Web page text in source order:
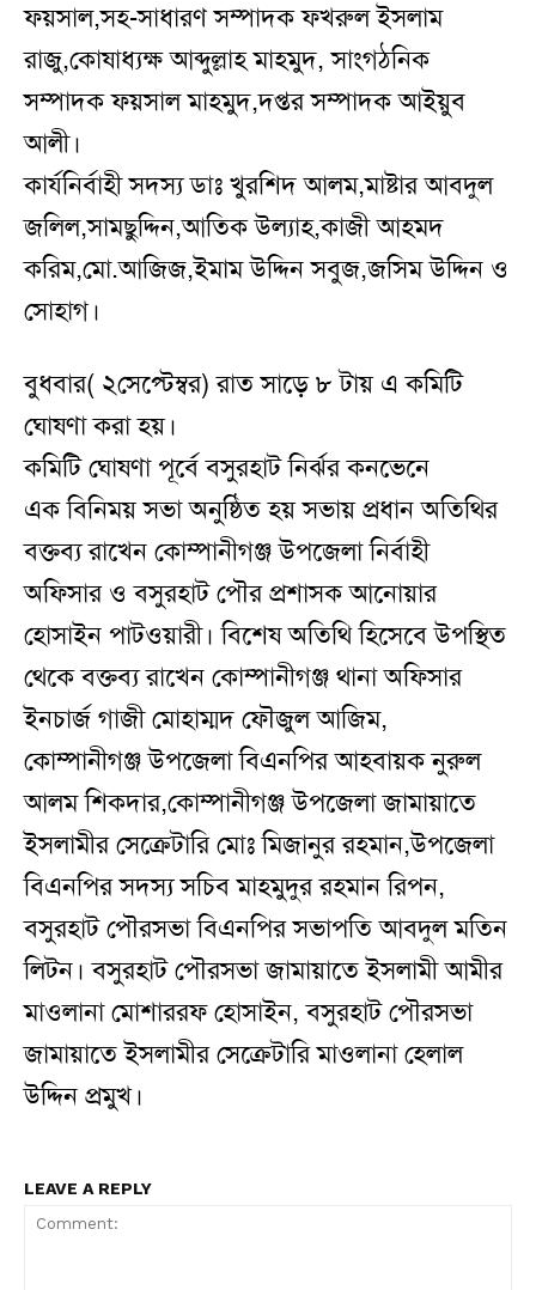
ফয়সাল,সহ-সাধারণ সম্পাদক ফখরুল ইসলাম
রাজু,কোষাধ্যক্ষ আব্দুল্লাহ মাহমুদ, সাংগঠনিক
সম্পাদক ফয়সাল মাহমুদ,দপ্তর সম্পাদক আইয়ুব
আলী।
কার্যনির্বাহী সদস্য ডাঃ খুরশিদ আলম,মাষ্টার আবদুল
জলিল,সামছুদ্দিন,আতিক উল্যাহ,কাজী আহমদ
করিম,মো.আজিজ,ইমাম উদ্দিন সবুজ,জসিম উদ্দিন ও
সোহাগ।
বুধবার( ২সেপ্টেম্বর) রাত সাড়ে ৮ টায় এ কমিটি
ঘোষণা করা হয়।
কমিটি ঘোষণা পূর্বে বসুরহাট নির্ঝর কনভেনে
এক বিনিময় সভা অনুষ্ঠিত হয় সভায় প্রধান অতিথির
বক্তব্য রাখেন কোম্পানীগঞ্জ উপজেলা নির্বাহী
অফিসার ও বসুরহাট পৌর প্রশাসক আনোয়ার
হোসাইন পাটওয়ারী। বিশেষ অতিথি হিসেবে উপস্থিত
থেকে বক্তব্য রাখেন কোম্পানীগঞ্জ থানা অফিসার
ইনচার্জ গাজী মোহাম্মদ ফৌজুল আজিম,
কোম্পানীগঞ্জ উপজেলা বিএনপির আহবায়ক নুরুল
আলম শিকদার,কোম্পানীগঞ্জ উপজেলা জামায়াতে
ইসলামীর সেক্রেটারি মোঃ মিজানুর রহমান,উপজেলা
বিএনপির সদস্য সচিব মাহমুদুর রহমান রিপন,
বসুরহাট পৌরসভা বিএনপির সভাপতি আবদুল মতিন
লিটন। বসুরহাট পৌরসভা জামায়াতে ইসলামী আমীর
মাওলানা মোশাররফ হোসাইন, বসুরহাট পৌরসভা
জামায়াতে ইসলামীর সেক্রেটারি মাওলানা হেলাল
উদ্দিন প্রমুখ।
LEAVE A REPLY